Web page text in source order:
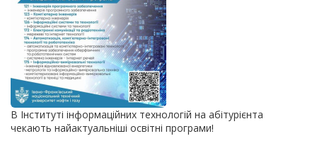
В Інституті інформаційних технологій на абітурієнта
чекають найактуальніші освітні програми!